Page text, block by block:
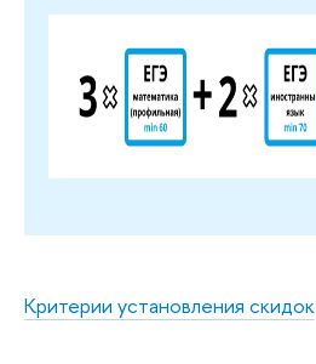
Критерии установления скидок